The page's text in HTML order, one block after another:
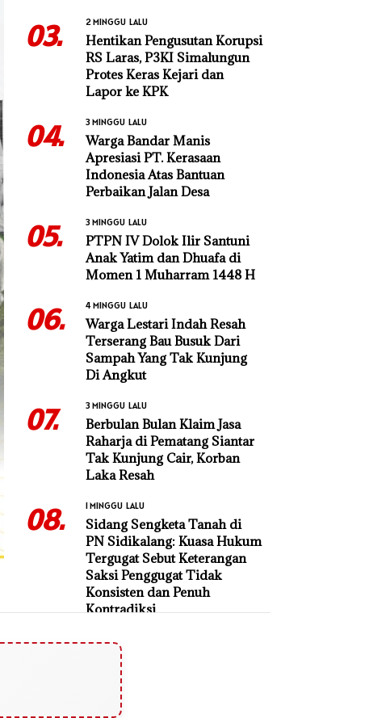
03. 2 MINGGU LALU
Hentikan Pengusutan Korupsi
RS Laras, P3KI Simalungun
Protes Keras Kejari dan
Lapor ke KPK
04. 3 MINGGU LALU
Warga Bandar Manis
Apresiasi PT. Kerasaan
Indonesia Atas Bantuan
Perbaikan Jalan Desa
05. 3 MINGGU LALU
PTPN IV Dolok Ilir Santuni
Anak Yatim dan Dhuafa di
Momen 1 Muharram 1448 H
06. 4 MINGGU LALU
Warga Lestari Indah Resah
Terserang Bau Busuk Dari
Sampah Yang Tak Kunjung
Di Angkut
07. 3 MINGGU LALU
Berbulan Bulan Klaim Jasa
Raharja di Pematang Siantar
Tak Kunjung Cair, Korban
Laka Resah
08. 1 MINGGU LALU
Sidang Sengketa Tanah di
PN Sidikalang: Kuasa Hukum
Tergugat Sebut Keterangan
Saksi Penggugat Tidak
Konsisten dan Penuh
Kontradiksi
09.
Diduga Serobot Hutan
Lindung, PT Tun Sewindu
Dilaporkan ke DLHK Sumut